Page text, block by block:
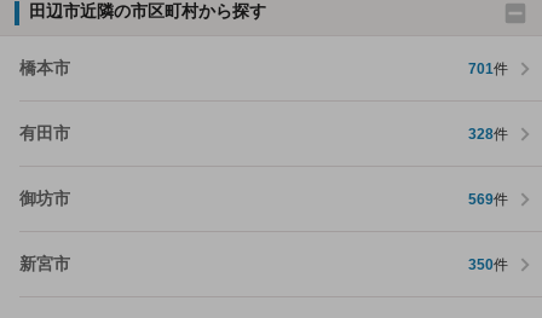
田辺市近隣の市区町村から探す
橋本市 701件
有田市 328件
御坊市 569件
新宮市 350件